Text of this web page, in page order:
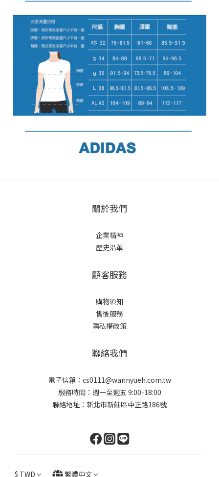
關於我們
企業精神
歷史沿革
顧客服務
購物須知
售後服務
隱私權政策
聯絡我們
電子信箱：cs0111@wannyueh.com.tw
服務時間：週一至週五 9:00-18:00
聯絡地址：新北市新莊區中正路186號
$ TWD 繁體中文